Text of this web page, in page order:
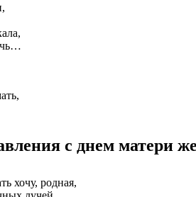
с днем матери
хочу, родная,